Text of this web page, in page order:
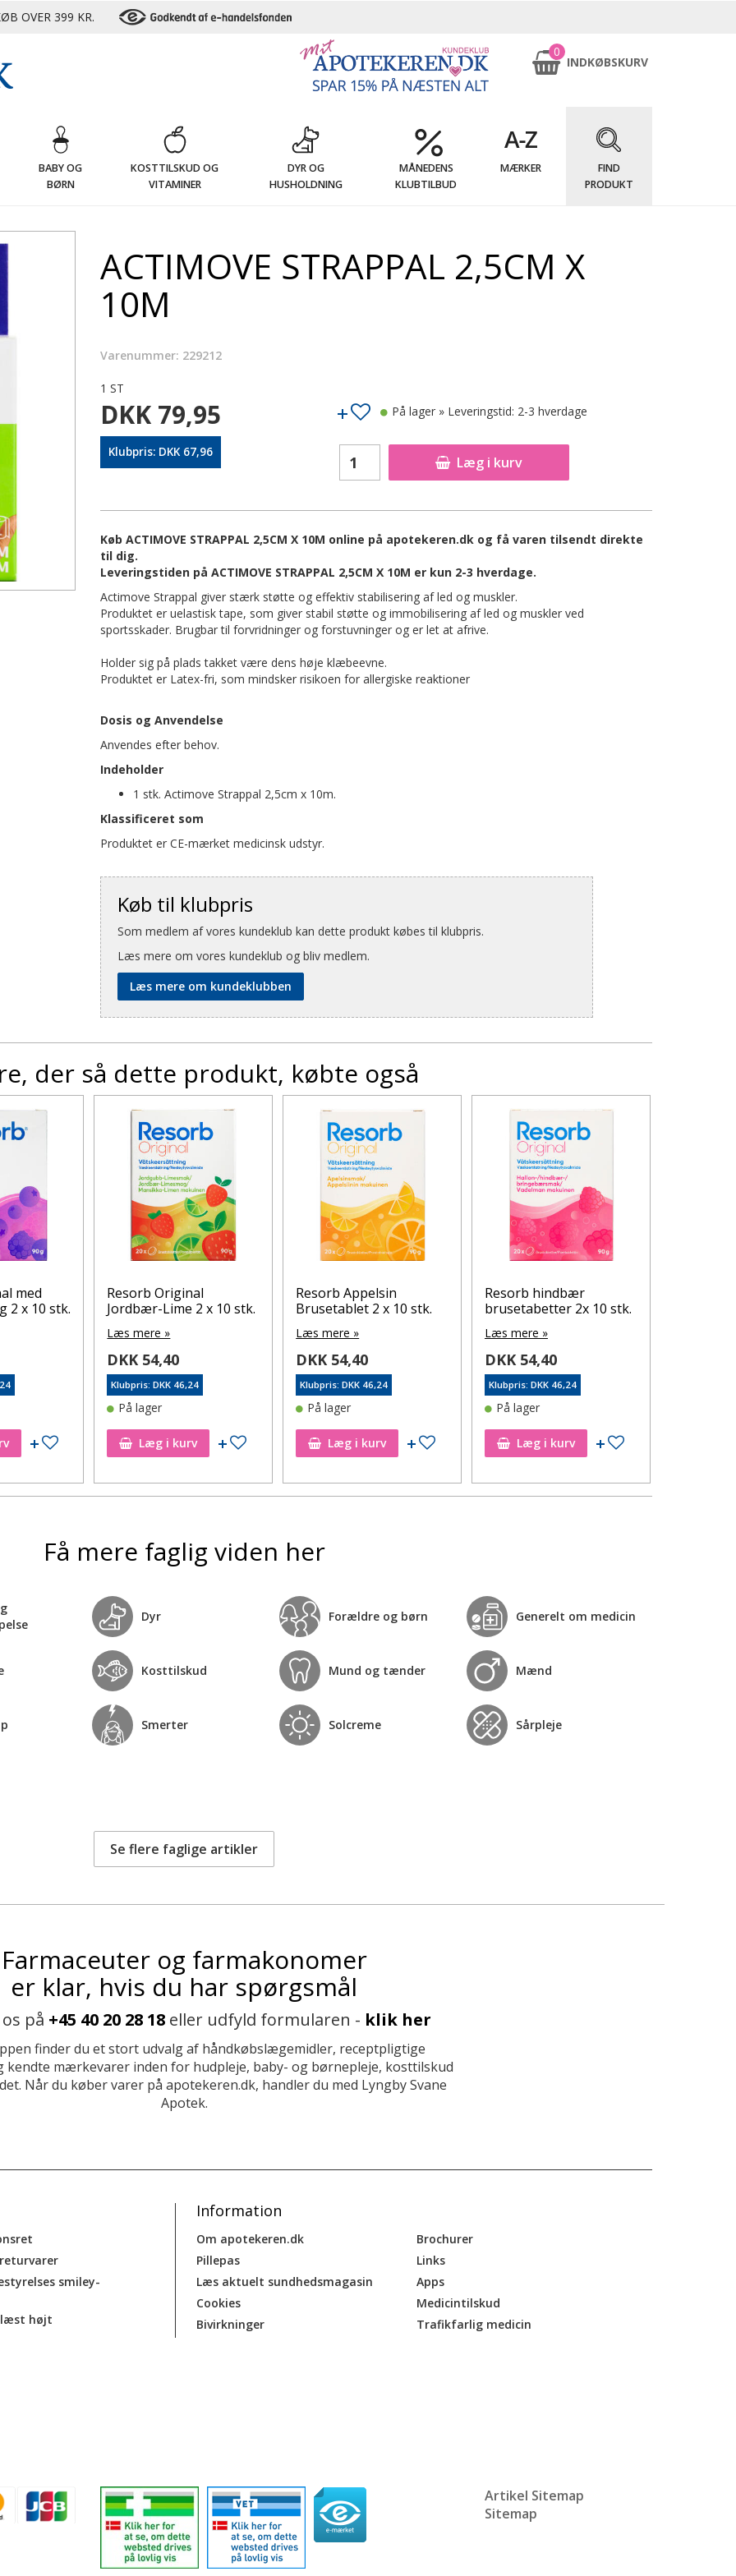
OVER 399 KR.
0
INDKØBSKURV
BABY OG
BØRN
KOSTTILSKUD OG
VITAMINER
DYR OG
HUSHOLDNING
MÅNEDENS
KLUBTILBUD
MÆRKER
FIND
PRODUKT
ACTIMOVE STRAPPAL 2,5CM X
10M
Varenummer: 229212
1 ST
DKK 79,95
Klubpris: DKK 67,96
Læg i kurv
På lager » Leveringstid: 2-3 hverdage
Køb ACTIMOVE STRAPPAL 2,5CM X 10M online på apotekeren.dk og få varen tilsendt direkte
til dig.
Leveringstiden på ACTIMOVE STRAPPAL 2,5CM X 10M er kun 2-3 hverdage.
Actimove Strappal giver stærk støtte og effektiv stabilisering af led og muskler.
Produktet er uelastisk tape, som giver stabil støtte og immobilisering af led og muskler ved
sportsskader. Brugbar til forvridninger og forstuvninger og er let at afrive.
Holder sig på plads takket være dens høje klæbeevne.
Produktet er Latex-fri, som mindsker risikoen for allergiske reaktioner
Dosis og Anvendelse
Anvendes efter behov.
Indeholder
1 stk. Actimove Strappal 2,5cm x 10m.
Klassificeret som
Produktet er CE-mærket medicinsk udstyr.
Køb til klubpris
Som medlem af vores kundeklub kan dette produkt købes til klubpris.
Læs mere om vores kundeklub og bliv medlem.
Læs mere om kundeklubben
der så dette produkt, købte også
med
2 x 10 stk.
Tilføj til ønskeseddel
Resorb Original
Jordbær-Lime 2 x 10 stk.
Læs mere »
DKK 54,40
Klubpris: DKK 46,24
På lager
Læg i kurv Tilføj til ønskeseddel
Resorb Appelsin
Brusetablet 2 x 10 stk.
Læs mere »
DKK 54,40
Klubpris: DKK 46,24
På lager
Læg i kurv Tilføj til ønskeseddel
Resorb hindbær
brusetabetter 2x 10 stk.
Læs mere »
DKK 54,40
Klubpris: DKK 46,24
På lager
Læg i kurv Tilføj til ønskeseddel
Få mere faglig viden her
Dyr Forældre og børn Generelt om medicin
Kosttilskud Mund og tænder Mænd
Smerter Solcreme Sårpleje
Se flere faglige artikler
Farmaceuter og farmakonomer
er klar, hvis du har spørgsmål
på +45 40 20 28 18 eller udfyld formularen - klik her
finder du et stort udvalg af håndkøbslægemidler, receptpligtige
kendte mærkevarer inden for hudpleje, baby- og børnepleje, kosttilskud
Når du køber varer på apotekeren.dk, handler du med Lyngby Svane
Apotek.
smiley-
læst højt
Information
Om apotekeren.dk
Pillepas
Læs aktuelt sundhedsmagasin
Cookies
Bivirkninger
Brochurer
Links
Apps
Medicintilskud
Trafikfarlig medicin
Artikel Sitemap
Sitemap